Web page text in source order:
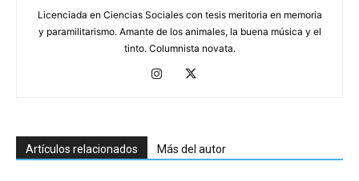
Licenciada en Ciencias Sociales con tesis meritoria en memoria
y paramilitarismo. Amante de los animales, la buena música y el
tinto. Columnista novata.
Artículos relacionados Más del autor